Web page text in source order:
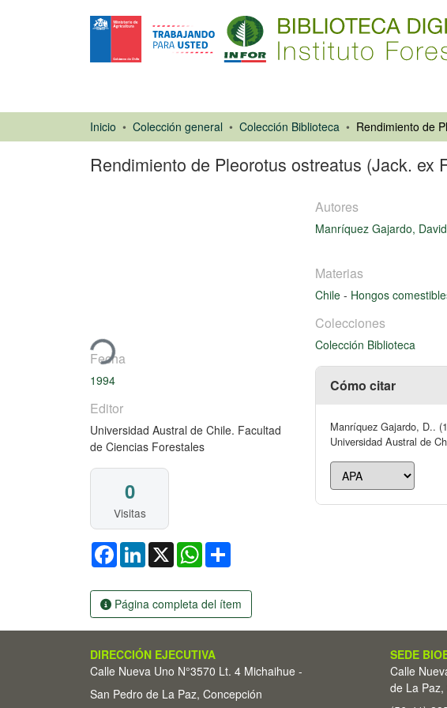
Inicio Colección general Colección Biblioteca
Rendimiento de Pleorotus ostreatus (Jack. ex
Cargando...
Fecha
1994
Editor
Universidad Austral de Chile. Facultad
de Ciencias Forestales
0
Visitas
FacebookLinkedIn
X WhatsApp
Página completa del ítem
Autores
Manríquez Gajardo,
Materias
Chile - Hongos
Colecciones
Colección Biblioteca
Cómo citar
Manríquez Gajardo, D..
Universidad Austral de
DIRECCIÓN EJECUTIVA
Calle Nueva Uno N°3570 Lt. 4 Michaihue -
San Pedro de La Paz, Concepción
SEDE
Calle
de La